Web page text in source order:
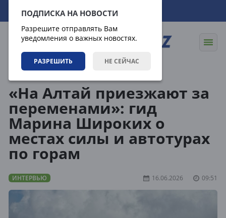
ПОДПИСКА НА НОВОСТИ
Разрешите отправлять Вам
уведомления о важных новостях.
РАЗРЕШИТЬ НЕ СЕЙЧАС
07.08.2026 21:14:42
«На Алтай приезжают за
переменами»: гид
Марина Широких о
местах силы и автотурах
по горам
ИНТЕРВЬЮ 16.06.2026 09:51